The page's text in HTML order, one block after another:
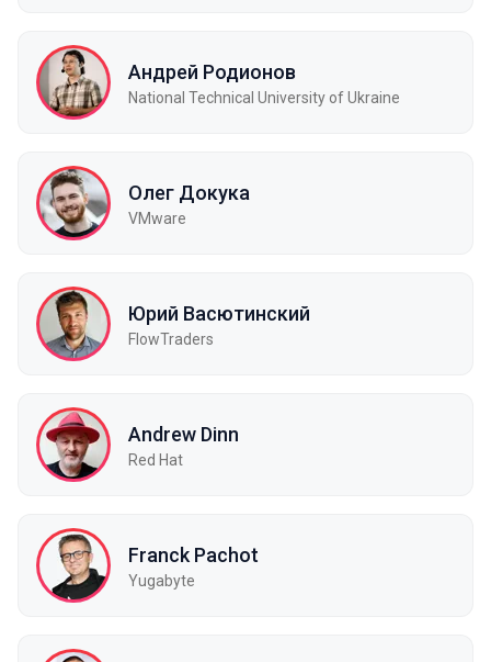
Андрей Родионов
National Technical University of Ukraine
Олег Докука
VMware
Юрий Васютинский
FlowTraders
Andrew Dinn
Red Hat
Franck Pachot
Yugabyte